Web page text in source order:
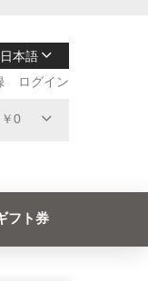
日本語
ログイン
0
フト券